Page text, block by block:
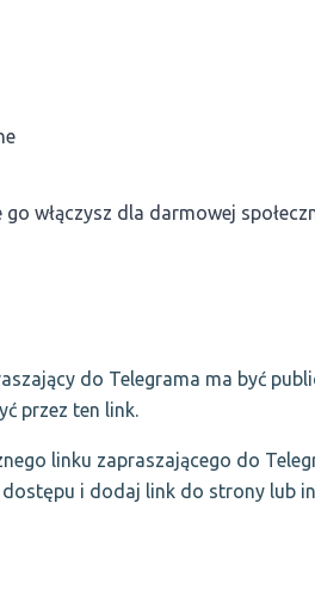
włączysz dla darmowej
do Telegrama ma być
przez ten link.
linku zapraszającego do
i dodaj link do strony lub